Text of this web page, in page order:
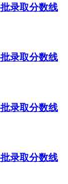
录取分数线
录取分数线
录取分数线
录取分数线